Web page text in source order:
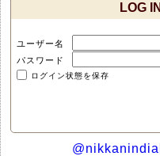
LOG IN
ユーザー名
パスワード
ログイン状態を保存